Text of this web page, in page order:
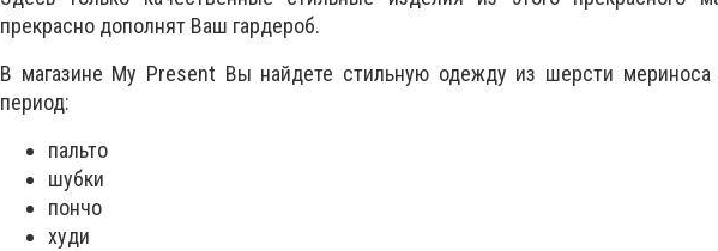
прекрасно дополнят Ваш гардероб.
В магазине My Present Вы найдете стильную одежду из шерсти мериноса
период:
пальто
шубки
пончо
худи